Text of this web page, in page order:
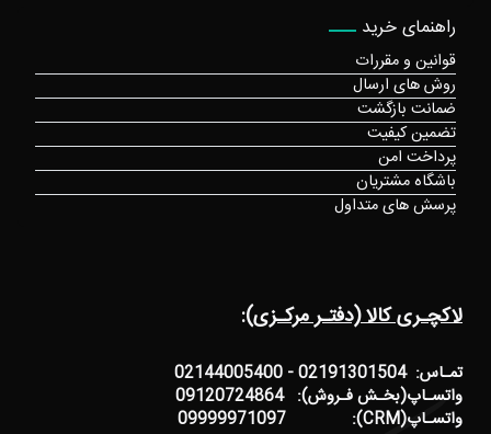
لاکچـری کالا (دفتـر مرکـزی):
تمـاس: 02191301504 - 02144005400
واتسـاپ(بخـش فـروش): 09120724864
واتسـاپ(CRM): 09999971097
راهنمای خرید
قوانین و مقررات
روش های ارسال
ضمانت بازگشت
تضمین کیفیت
پرداخت امن
باشگاه مشتریان
پرسش های متداول